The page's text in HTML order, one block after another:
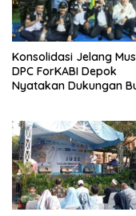
Konsolidasi Jelang
DPC ForKABI Depok
Nyatakan Dukungan